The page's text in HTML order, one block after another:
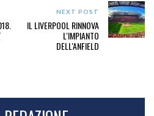
NEXT POST
IL LIVERPOOL RINNOVA
L'IMPIANTO
DELL'ANFIELD